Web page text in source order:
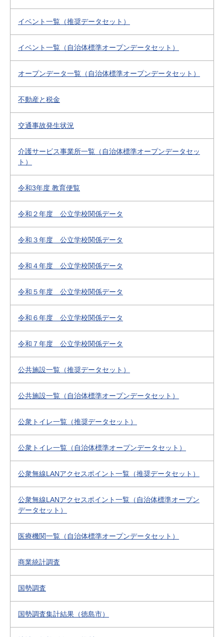
イベント一覧（推奨データセット）
イベント一覧（自治体標準オープンデータセット）
オープンデータ一覧（自治体標準オープンデータセット）
不動産と税金
交通事故発生状況
介護サービス事業所一覧（自治体標準オープンデータセッ
ト）
令和3年度 教育便覧
令和２年度 公立学校関係データ
令和３年度 公立学校関係データ
令和４年度 公立学校関係データ
令和５年度 公立学校関係データ
令和６年度 公立学校関係データ
令和７年度 公立学校関係データ
公共施設一覧（推奨データセット）
公共施設一覧（自治体標準オープンデータセット）
公衆トイレ一覧（推奨データセット）
公衆トイレ一覧（自治体標準オープンデータセット）
公衆無線LANアクセスポイント一覧（推奨データセット）
公衆無線LANアクセスポイント一覧（自治体標準オープン
データセット）
医療機関一覧（自治体標準オープンデータセット）
商業統計調査
国勢調査
国勢調査集計結果（徳島市）